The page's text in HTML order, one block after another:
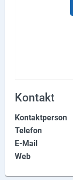
Kontakt
Kontaktperson
Telefon
E-Mail
Web
AGB
Impressum
Datenschutz